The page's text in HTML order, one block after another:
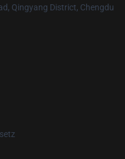
Qingyang District, Chengdu